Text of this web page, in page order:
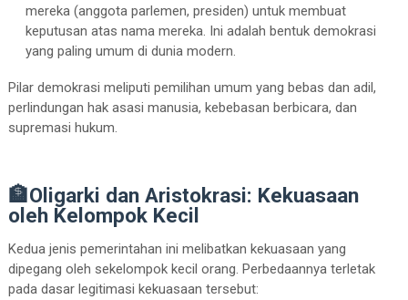
mereka (anggota parlemen, presiden) untuk membuat
keputusan atas nama mereka. Ini adalah bentuk demokrasi
yang paling umum di dunia modern.
Pilar demokrasi meliputi pemilihan umum yang bebas dan adil,
perlindungan hak asasi manusia, kebebasan berbicara, dan
supremasi hukum.
🏦Oligarki dan Aristokrasi: Kekuasaan
oleh Kelompok Kecil
Kedua jenis pemerintahan ini melibatkan kekuasaan yang
dipegang oleh sekelompok kecil orang. Perbedaannya terletak
pada dasar legitimasi kekuasaan tersebut: